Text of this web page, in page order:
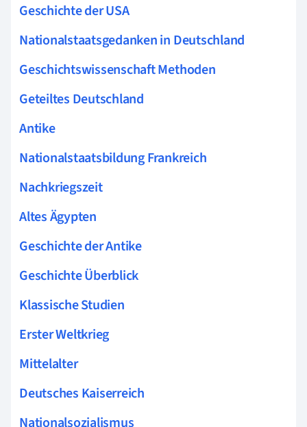
Geschichte der USA
Nationalstaatsgedanken in Deutschland
Geschichtswissenschaft Methoden
Geteiltes Deutschland
Antike
Nationalstaatsbildung Frankreich
Nachkriegszeit
Altes Ägypten
Geschichte der Antike
Geschichte Überblick
Klassische Studien
Erster Weltkrieg
Mittelalter
Deutsches Kaiserreich
Nationalsozialismus